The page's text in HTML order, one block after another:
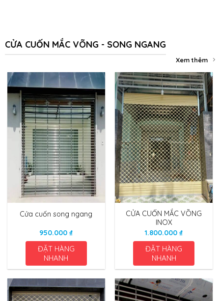
CỬA CUỐN MẮC VÕNG - SONG NGANG
Xem thêm
Cửa cuốn song ngang
950.000₫
ĐẶT HÀNG
NHANH
CỬA CUỐN MẮC VÕNG
INOX
1.800.000₫
ĐẶT HÀNG
NHANH